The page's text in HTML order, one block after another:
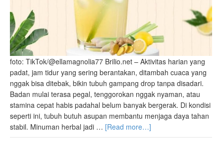
foto: TikTok/@ellamagnolia77 Brilio.net – Aktivitas harian yang
padat, jam tidur yang sering berantakan, ditambah cuaca yang
nggak bisa ditebak, bikin tubuh gampang drop tanpa disadari.
Badan mulai terasa pegal, tenggorokan nggak nyaman, atau
stamina cepat habis padahal belum banyak bergerak. Di kondisi
seperti ini, tubuh butuh asupan membantu menjaga daya tahan
stabil. Minuman herbal jadi … [Read more…]